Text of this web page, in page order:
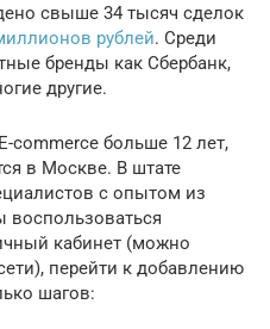
свыше 34 тысяч сделок
рублей. Среди
бренды как Сбербанк,
другие.
commerce больше 12 лет,
в Москве. В штате
с опытом из
воспользоваться
кабинет (можно
перейти к добавлению
шагов: